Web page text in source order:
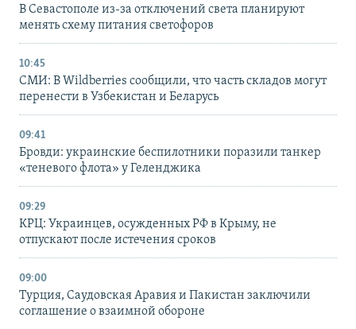
В Севастополе из-за отключений света планируют
менять схему питания светофоров
10:45
СМИ: В Wildberries сообщили, что часть складов могут
перенести в Узбекистан и Беларусь
09:41
Бровди: украинские беспилотники поразили танкер
«теневого флота» у Геленджика
09:29
КРЦ: Украинцев, осужденных РФ в Крыму, не
отпускают после истечения сроков
09:00
Турция, Саудовская Аравия и Пакистан заключили
соглашение о взаимной обороне